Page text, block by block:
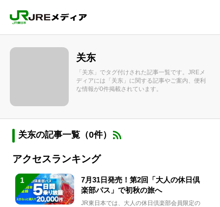
关东
「关东」でタグ付けされた記事一覧です。JREメ
ディアには「关东」に関する記事やご案内、便利
な情報が0件掲載されています。
关东の記事一覧（0件）
アクセスランキング
1
7月31日発売！第2回「大人の休日倶
楽部パス」で初秋の旅へ
JR東日本では、大人の休日倶楽部会員限定の